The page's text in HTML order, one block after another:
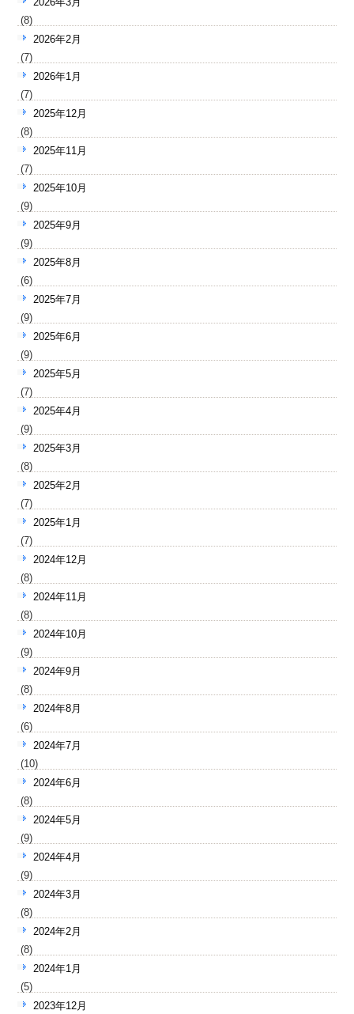
(8)
2026年2月
(7)
2026年1月
(7)
2025年12月
(8)
2025年11月
(7)
2025年10月
(9)
2025年9月
(9)
2025年8月
(6)
2025年7月
(9)
2025年6月
(9)
2025年5月
(7)
2025年4月
(9)
2025年3月
(8)
2025年2月
(7)
2025年1月
(7)
2024年12月
(8)
2024年11月
(8)
2024年10月
(9)
2024年9月
(8)
2024年8月
(6)
2024年7月
(10)
2024年6月
(8)
2024年5月
(9)
2024年4月
(9)
2024年3月
(8)
2024年2月
(8)
2024年1月
(5)
2023年12月